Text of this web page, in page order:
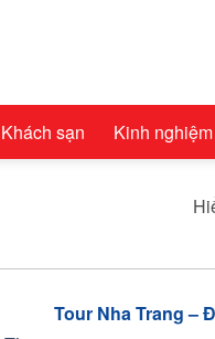
Khách sạn Kinh
Tour Nha Trang –